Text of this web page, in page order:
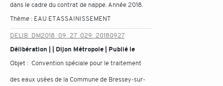
dans le cadre du contrat de nappe. Année 2018.
Thème : EAU ET ASSAINISSEMENT
DELIB_DM2018_09_27_029_20180927
Délibération | | Dijon Métropole | Publié le
Objet : Convention spéciale pour le traitement
des eaux usées de la Commune de Bressey-sur-